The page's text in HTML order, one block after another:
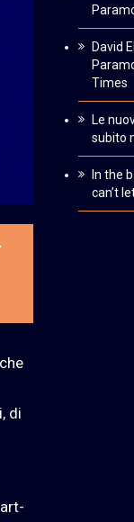
di
David
Times
Le
subito
In the
can’t